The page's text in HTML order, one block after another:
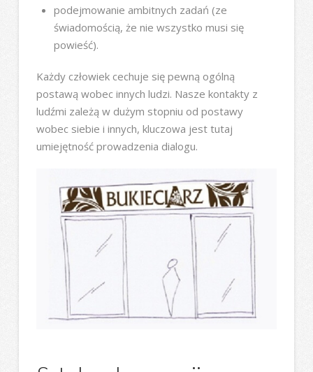
podejmowanie ambitnych zadań (ze
świadomością, że nie wszystko musi się
powieść).
Każdy człowiek cechuje się pewną ogólną
postawą wobec innych ludzi. Nasze kontakty z
ludźmi zależą w dużym stopniu od postawy
wobec siebie i innych, kluczowa jest tutaj
umiejętność prowadzenia dialogu.